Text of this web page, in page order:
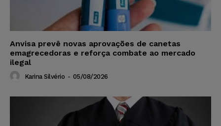
Anvisa prevê novas aprovações de canetas
emagrecedoras e reforça combate ao mercado
ilegal
Karina Silvério - 05/08/2026